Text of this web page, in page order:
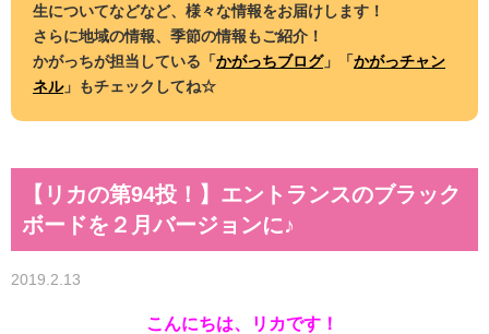
生についてなどなど、様々な情報をお届けします！
さらに地域の情報、季節の情報もご紹介！
かがっちが担当している「かがっちブログ」「かがっチャン
ネル」もチェックしてね☆
【リカの第94投！】エントランスのブラック
ボードを２月バージョンに♪
2019.2.13
こんにちは、リカです！